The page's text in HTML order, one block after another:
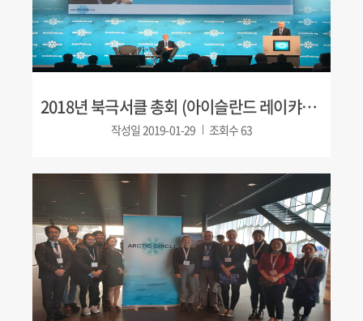
2018년 북극서클 총회 (아이슬란드 레이캬비크)
작성일 2019-01-29 조회수63